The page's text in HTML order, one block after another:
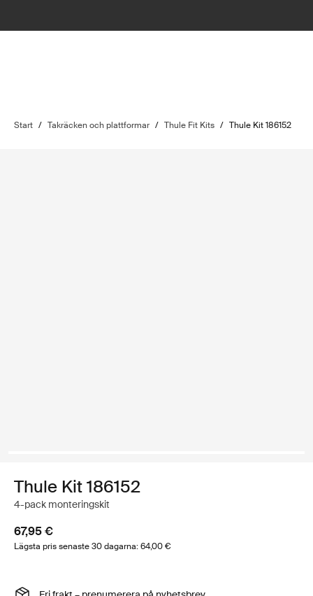
Start / Takräcken och plattformar / Thule Fit Kits / Thule Kit 186152
Thule Kit 186152
4-pack monteringskit
67,95 €
Lägsta pris senaste 30 dagarna: 64,00 €